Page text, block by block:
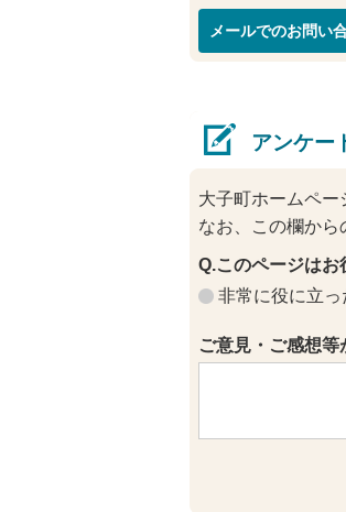
メールでのお問い
アンケー
大子町ホームペ
なお、この欄から
Q.このページはお
非常に役に立っ
ご意見・ご感想等